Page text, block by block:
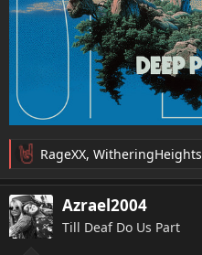
R
e
a
k
t
RageXX, WitheringHeights
Azrael2004
Till Deaf Do Us Part